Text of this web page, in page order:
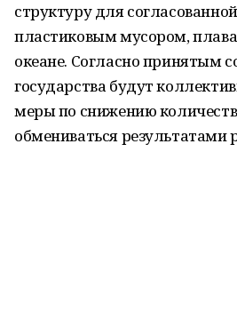
структуру для
пластиковым мусором,
океане. Согласно принятым
государства будут
меры по снижению
обмениваться результатами